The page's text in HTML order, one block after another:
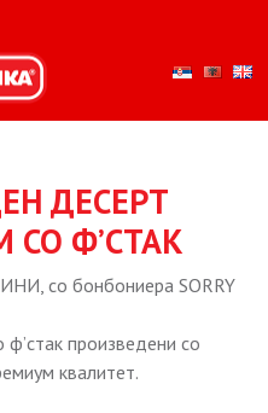
ДЕСЕРТ
СО Ф’СТАК
со бонбониера SORRY
произведени со
квалитет.